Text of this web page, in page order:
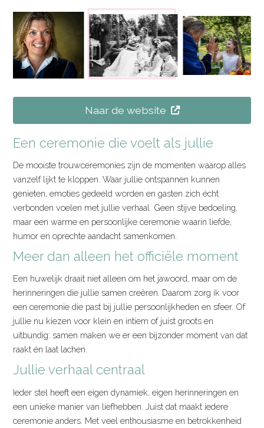
Naar de website
Een ceremonie die voelt als jullie
De mooiste trouwceremonies zijn de momenten waarop alles
vanzelf lijkt te kloppen. Waar jullie ontspannen kunnen
genieten, emoties gedeeld worden en gasten zich écht
verbonden voelen met jullie verhaal. Geen stijve bedoeling,
maar een warme en persoonlijke ceremonie waarin liefde,
humor en oprechte aandacht samenkomen.
Meer dan alleen het officiële moment
Een huwelijk draait niet alleen om het jawoord, maar om de
herinneringen die jullie samen creëren. Daarom zorg ik voor
een ceremonie die past bij jullie persoonlijkheden en sfeer. Of
jullie nu kiezen voor klein en intiem of juist groots en
uitbundig: samen maken we er een bijzonder moment van dat
raakt én laat lachen.
Jullie verhaal centraal
Ieder stel heeft een eigen dynamiek, eigen herinneringen en
een unieke manier van liefhebben. Juist dat maakt iedere
ceremonie anders. Met veel enthousiasme en betrokkenheid